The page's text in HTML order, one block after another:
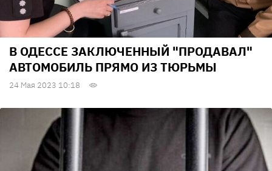
В ОДЕССЕ ЗАКЛЮЧЕННЫЙ "ПРОДАВАЛ"
АВТОМОБИЛЬ ПРЯМО ИЗ ТЮРЬМЫ
24 Мая 2023 10:18